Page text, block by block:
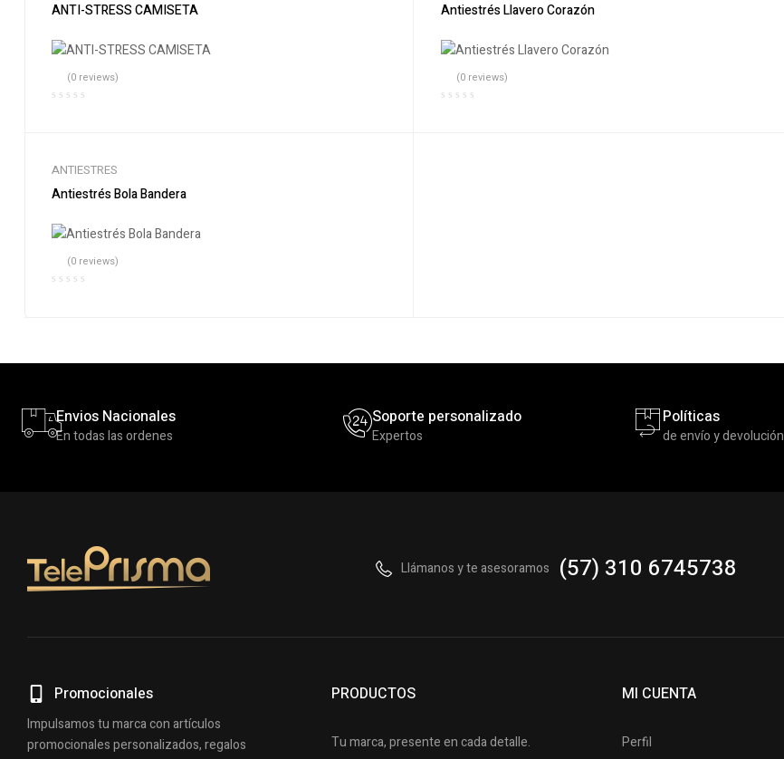
ANTI-STRESS CAMISETA
(0 reviews)
Antiestrés Llavero Corazón
(0 reviews)
ANTIESTRES
Antiestrés Bola Bandera
(0 reviews)
Envios Nacionales
En todas las ordenes
Soporte personalizado
Expertos
Políticas
de envío y devolución
Llámanos y te asesoramos (57) 310 6745738
Promocionales
Impulsamos tu marca con artículos
promocionales personalizados, regalos
PRODUCTOS
Tu marca, presente en cada detalle.
MI CUENTA
Perfil